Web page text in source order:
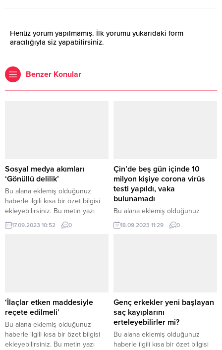
Henüz yorum yapılmamış. İlk yorumu yukarıdaki form
aracılığıyla siz yapabilirsiniz.
Benzer Konular
Sosyal medya akımları
‘Gönüllü delilik’
Bu alana eklemiş olduğunuz
haberle ilgili kısa bir özet bilgisi
ekleyebilirsiniz. Bu metin yazı
düzenleme sayfasında “Özet”
bölümünden eklenebilir. Özet
17.09.2023 10:52 0
Çin’de beş gün içinde 10
milyon kişiye corona virüs
testi yapıldı, vaka
bulunamadı
Bu alana eklemiş olduğunuz
haberle ilgili kısa bir özet bilgisi
ekleyebilirsiniz. Bu metin yazı
18.09.2023 11:29 0
‘İlaçlar etken maddesiyle
reçete edilmeli’
Bu alana eklemiş olduğunuz
haberle ilgili kısa bir özet bilgisi
ekleyebilirsiniz. Bu metin yazı
Genç erkekler yeni başlayan
saç kayıplarını
erteleyebilirler mi?
Bu alana eklemiş olduğunuz
haberle ilgili kısa bir özet bilgisi